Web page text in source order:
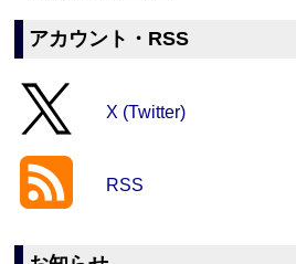
アカウント・RSS
X (Twitter)
RSS